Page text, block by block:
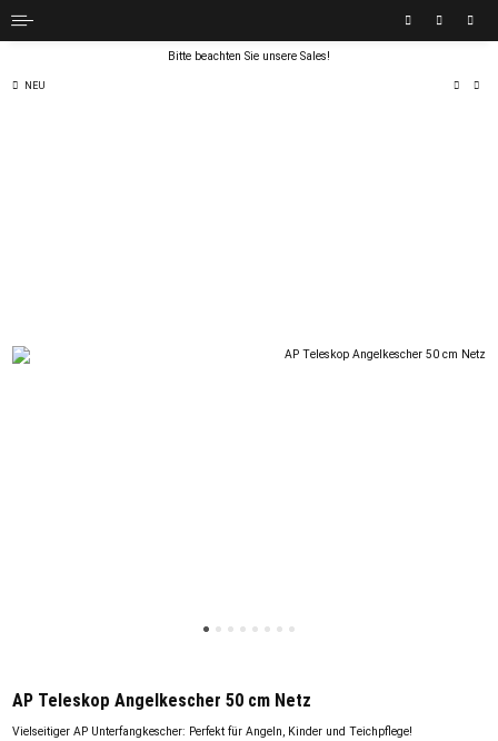
Bitte beachten Sie unsere Sales!
NEU
AP Teleskop Angelkescher 50 cm Netz
Vielseitiger AP Unterfangkescher: Perfekt für Angeln, Kinder und Teichpflege!